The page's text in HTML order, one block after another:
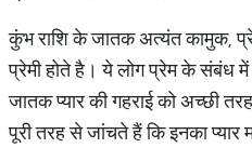
कुंभ राशि के जातक अत्यंत कामुक,
प्रेमी होते है। ये लोग प्रेम के संबंध
जातक प्यार की गहराई को अच्छी
पूरी तरह से जांचते हैं कि इनका प्यार